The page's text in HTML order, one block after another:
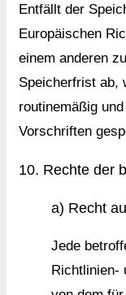
Entfällt der
Europäischen
einem anderen
Speicherfrist ab,
routinemäßig
Vorschriften
10. Rechte der
a) Recht
Jede
Richtlinien-